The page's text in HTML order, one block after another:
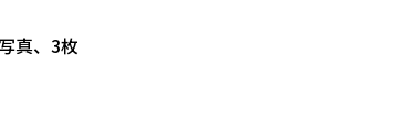
真、3枚